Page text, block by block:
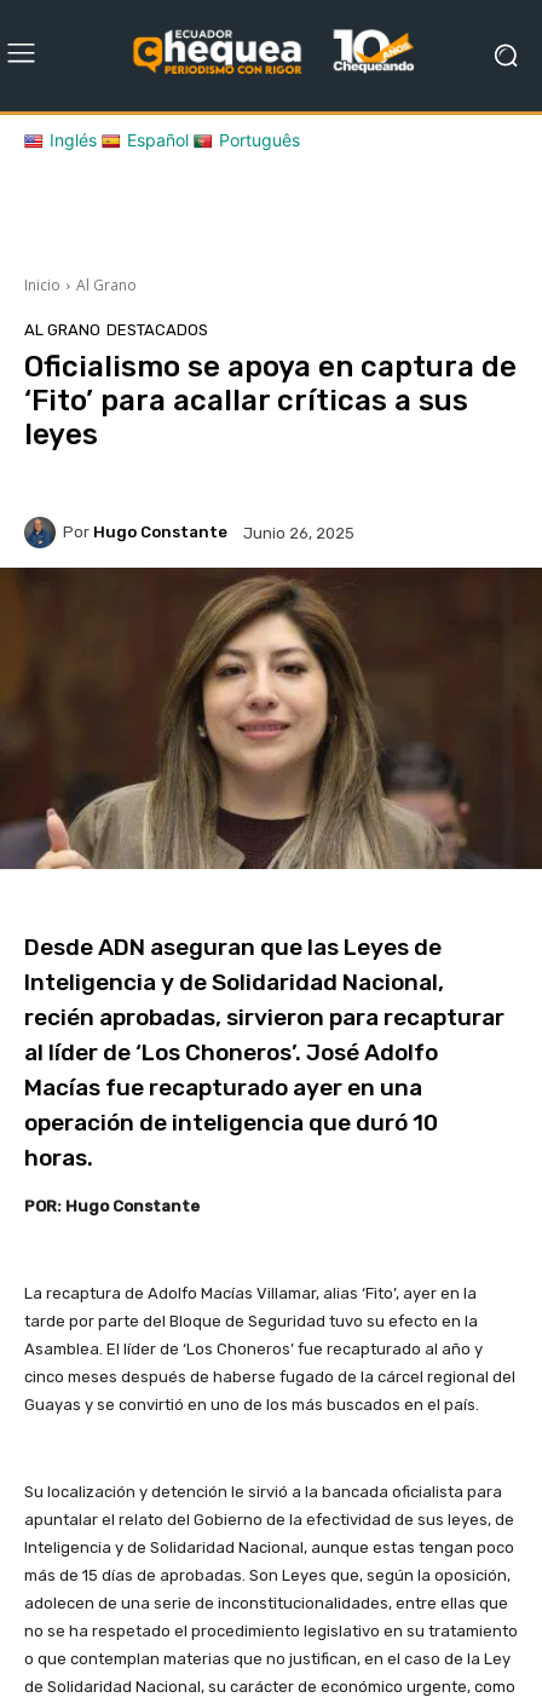
Inglés Español Português
Inicio Al Grano
AL GRANO DESTACADOS
Oficialismo se apoya en captura de
‘Fito’ para acallar críticas a sus
leyes
Por Hugo Constante Junio 26, 2025
Desde ADN aseguran que las Leyes de
Inteligencia y de Solidaridad Nacional,
recién aprobadas, sirvieron para recapturar
al líder de ‘Los Choneros’. José Adolfo
Macías fue recapturado ayer en una
operación de inteligencia que duró 10
horas.
POR: Hugo Constante
La recaptura de Adolfo Macías Villamar, alias ‘Fito’, ayer en la
tarde por parte del Bloque de Seguridad tuvo su efecto en la
Asamblea. El líder de ‘Los Choneros’ fue recapturado al año y
cinco meses después de haberse fugado de la cárcel regional del
Guayas y se convirtió en uno de los más buscados en el país.
Su localización y detención le sirvió a la bancada oficialista para
apuntalar el relato del Gobierno de la efectividad de sus leyes, de
Inteligencia y de Solidaridad Nacional, aunque estas tengan poco
más de 15 días de aprobadas. Son Leyes que, según la oposición,
adolecen de una serie de inconstitucionalidades, entre ellas que
no se ha respetado el procedimiento legislativo en su tratamiento
o que contemplan materias que no justifican, en el caso de la Ley
de Solidaridad Nacional, su carácter de económico urgente, como